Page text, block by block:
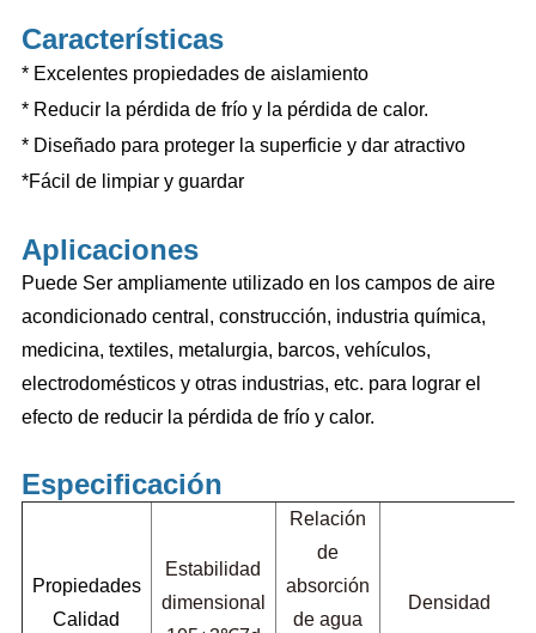
Características
* Excelentes propiedades de aislamiento
* Reducir la pérdida de frío y la pérdida de calor.
* Diseñado para proteger la superficie y dar atractivo
*Fácil de limpiar y guardar
Aplicaciones
Puede Ser ampliamente utilizado en los campos de aire
acondicionado central, construcción, industria química,
medicina, textiles, metalurgia, barcos, vehículos,
electrodomésticos y otras industrias, etc. para lograr el
efecto de reducir la pérdida de frío y calor.
Especificación
Propiedades
Calidad
Estabilidad
dimensional
Relación
de
absorción
de agua
Densidad